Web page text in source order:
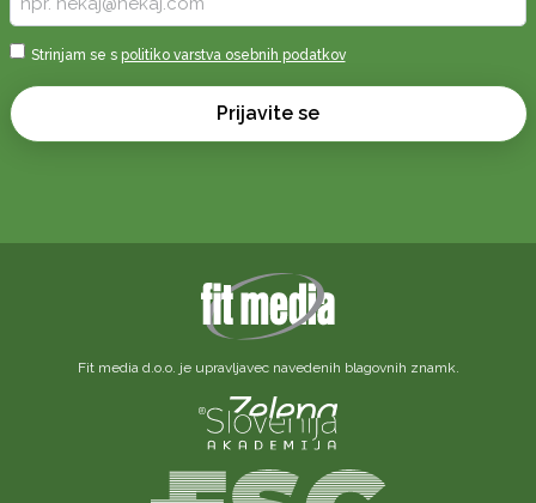
vaš
e-
Sprejmi
*
Strinjam se s politiko varstva osebnih podatkov
Prijavite se
Fit media d.o.o. je upravljavec navedenih blagovnih znamk.